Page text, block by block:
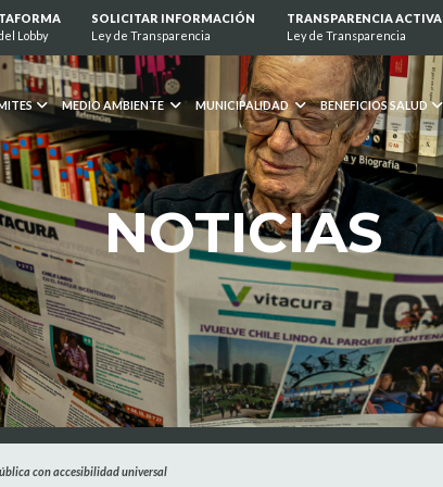
Lobby
SOLICITAR INFORMACIÓN
Ley de Transparencia
TRANSPARENCIA ACTIVA
Ley de Transparencia
MEDIO AMBIENTE MUNICIPALIDAD BENEFICIOS SALUD
NOTICIAS
con accesibilidad universal